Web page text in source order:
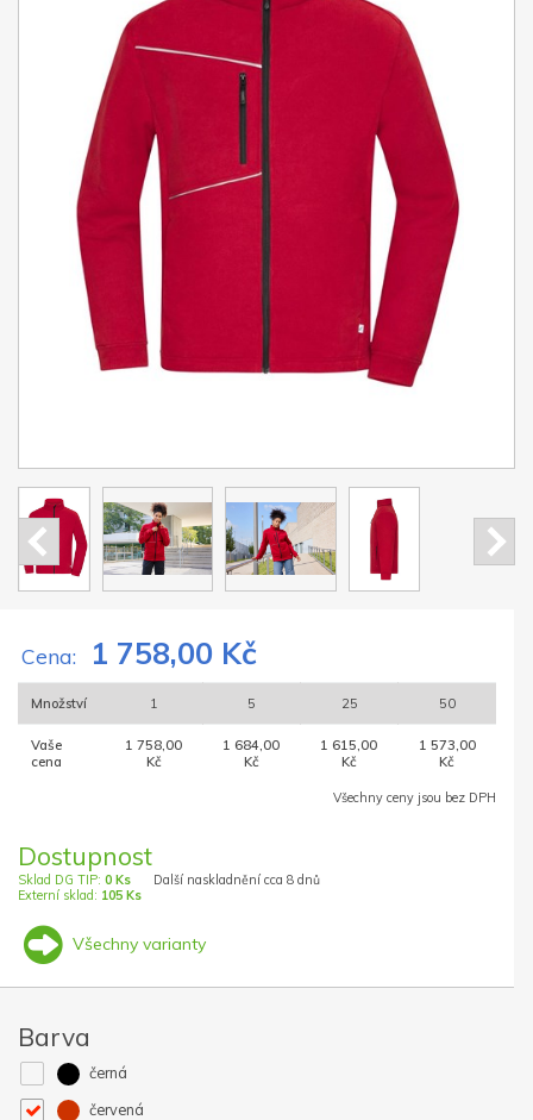
Cena: 1 758,00 Kč
Množství 1 5 25 50
Vaše
cena
1 758,00
Kč
1 684,00
Kč
1 615,00
Kč
1 573,00
Kč
Všechny ceny jsou bez DPH
Dostupnost
Sklad DG TIP: 0 Ks
Externí sklad: 105 Ks
Další naskladnění cca 8 dnů
Všechny varianty
Barva
černá
červená